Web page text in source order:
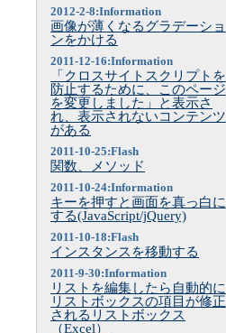
2012-2-8:Information
画像が薄くなるグラデーショ
ンをかける
2011-12-16:Information
「クロスサイトスクリプトを
防止するために、このページ
を変更しました」と表示さ
れ、表示されないコンテンツ
がある
2011-10-25:Flash
関数、メソッド
2011-10-24:Information
キーを押すと画面を真っ白に
する(JavaScript/jQuery)
2011-10-18:Flash
インスタンスを移動する
2011-9-30:Information
リストを編集したら自動的に
リストボックスの項目が修正
されるリストボックス
（Excel）